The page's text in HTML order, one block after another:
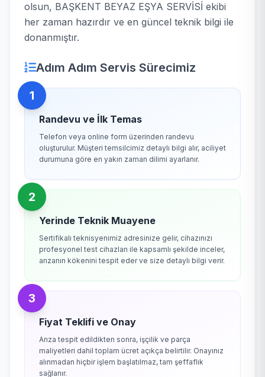
olsun, BAŞKENT BEYAZ EŞYA SERVİSİ ekibi
her zaman hazırdır ve en güncel teknik bilgi ile
donanmıştır.
Adım Adım Servis Sürecimiz
1
Randevu ve İlk Temas
Telefon veya online form üzerinden randevu
oluşturulur. Müşteri temsilcimiz detaylı bilgi alır, aciliyet
durumuna göre en yakın zaman dilimi ayarlanır.
2
Yerinde Teknik Muayene
Sertifikalı teknisyenimiz adresinize gelir, cihazınızı
profesyonel test cihazları ile kapsamlı şekilde inceler,
arızanın kökenini tespit eder ve size detaylı bilgi verir.
3
Fiyat Teklifi ve Onay
Arıza tespit edildikten sonra, işçilik ve parça
maliyetleri dahil toplam ücret açıkça belirtilir. Onayınız
alınmadan hiçbir işlem başlatılmaz, tam şeffaflık
sağlanır.